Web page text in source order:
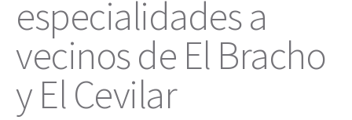
especialidades a
vecinos de El Bracho
y El Cevilar